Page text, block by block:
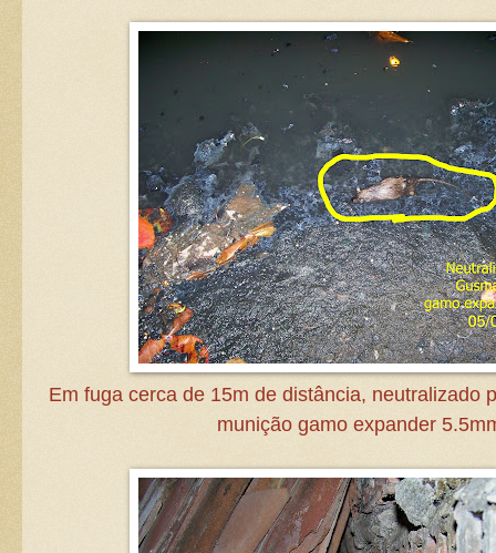
Em fuga cerca de 15m de distância, neutralizado
munição gamo expander